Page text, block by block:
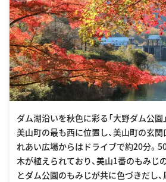
ダム湖沿いを秋色に彩る「大野ダム公園
美山町の最も西に位置し、美山町の玄
れあい広場からはドライブで約20分。
木が植えられており、美山1番のもみじ
とダム公園のもみじが共に色づきだし